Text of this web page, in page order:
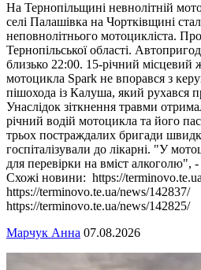
На Тернопільщині невнолітній
селі Палашівка на Чортківщині
неповнолітнього мотоцикліста.
Тернопільської області.
близько 22:00. 15-річний місцевий
мотоцикла Spark не впорався з
пішохода із Калуша, який рухався
Унаслідок зіткнення травми
річний водій мотоцикла та його
трьох постраждалих бригади
госпіталізували до лікарні. "У
для перевірки на вміст алкоголю",
Схожі новини: https://
https://terminovo.te.ua/news/142837/
https://terminovo.te.ua/news/142825/
Марчук Анна 07.08.2026